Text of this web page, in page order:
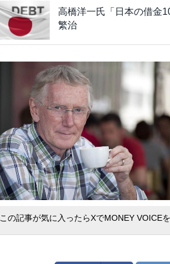
高橋洋一氏「日本の借金
繁治
この記事が気に入ったらXでMONEY VOICE